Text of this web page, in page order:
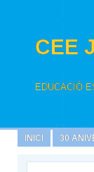
CEE
EDUCACIÓ
INICI 30